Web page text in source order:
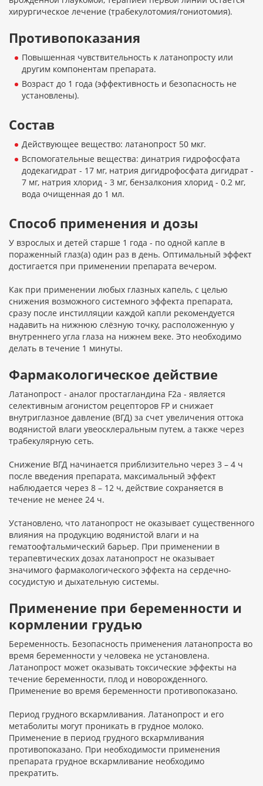
хирургическое лечение (трабекулотомия/гониотомия).
Противопоказания
Повышенная чувствительность к латанопросту или
другим компонентам препарата.
Возраст до 1 года (эффективность и безопасность не
установлены).
Состав
Действующее вещество: латанопрост 50 мкг.
Вспомогательные вещества: динатрия гидрофосфата
додекагидрат - 17 мг, натрия дигидрофосфата дигидрат -
7 мг, натрия хлорид - 3 мг, бензалкония хлорид - 0.2 мг,
вода очищенная до 1 мл.
Способ применения и дозы
У взрослых и детей старше 1 года - по одной капле в
пораженный глаз(а) один раз в день. Оптимальный эффект
достигается при применении препарата вечером.
Как при применении любых глазных капель, с целью
снижения возможного системного эффекта препарата,
сразу после инстилляции каждой капли рекомендуется
надавить на нижнюю слёзную точку, расположенную у
внутреннего угла глаза на нижнем веке. Это необходимо
делать в течение 1 минуты.
Фармакологическое действие
Латанопрост - аналог простагландина F2a - является
селективным агонистом рецепторов FP и снижает
внутриглазное давление (ВГД) за счет увеличения оттока
водянистой влаги увеосклеральным путем, а также через
трабекулярную сеть.
Снижение ВГД начинается приблизительно через 3 – 4 ч
после введения препарата, максимальный эффект
наблюдается через 8 – 12 ч, действие сохраняется в
течение не менее 24 ч.
Установлено, что латанопрост не оказывает существенного
влияния на продукцию водянистой влаги и на
гематоофтальмический барьер. При применении в
терапевтических дозах латанопрост не оказывает
значимого фармакологического эффекта на сердечно-
сосудистую и дыхательную системы.
Применение при беременности и
кормлении грудью
Беременность. Безопасность применения латанопроста во
время беременности у человека не установлена.
Латанопрост может оказывать токсические эффекты на
течение беременности, плод и новорожденного.
Применение во время беременности противопоказано.
Период грудного вскармливания. Латанопрост и его
метаболиты могут проникать в грудное молоко.
Применение в период грудного вскармливания
противопоказано. При необходимости применения
препарата грудное вскармливание необходимо
прекратить.